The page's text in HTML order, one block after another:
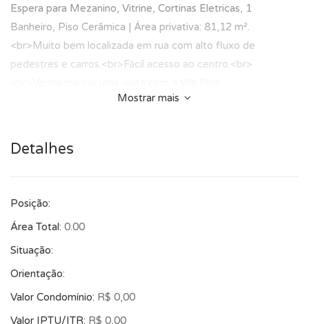
Espera para Mezanino, Vitrine, Cortinas Eletricas, 1
Banheiro, Piso Cerâmica | Área privativa: 81,12 m².
<br>Muito bem localizada em rua com alto fluxo de
pedestres e carros.<br>Fácil acesso ao centro.<br>
Mostrar mais
Detalhes
Posição:
Área Total: 0.00
Situação:
Orientação:
Valor Condomínio: R$ 0,00
Valor IPTU/ITR: R$ 0,00